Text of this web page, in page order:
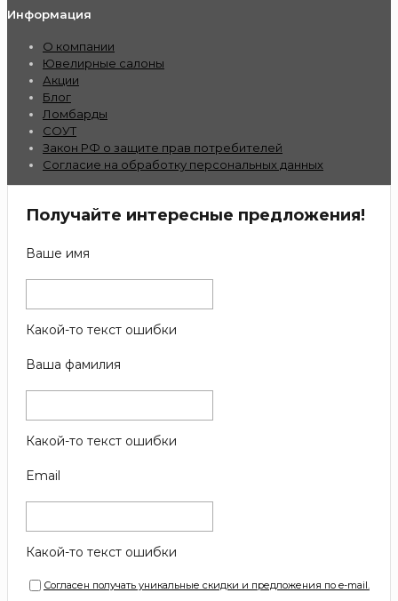
Информация
О компании
Ювелирные салоны
Акции
Блог
Ломбарды
СОУТ
Закон РФ о защите прав потребителей
Согласие на обработку персональных данных
Получайте интересные предложения!
Ваше имя
Какой-то текст ошибки
Ваша фамилия
Какой-то текст ошибки
Email
Какой-то текст ошибки
Согласен получать уникальные скидки и предложения по e-mail.